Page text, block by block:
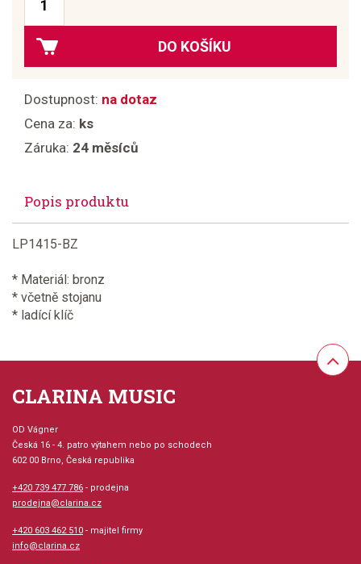
DO KOŠÍKU
Dostupnost: na dotaz
Cena za: ks
Záruka: 24 měsíců
Popis produktu
LP1415-BZ
* Materiál: bronz
* včetně stojanu
* ladící klíč
CLARINA MUSIC
OD Vágner
Česká 16 - 4. patro výtahem nebo po schodech
602 00 Brno, Česká republika
+420 739 477 786 - prodejna
prodejna@clarina.cz
+420 603 462 510 - majitel firmy
info@clarina.cz